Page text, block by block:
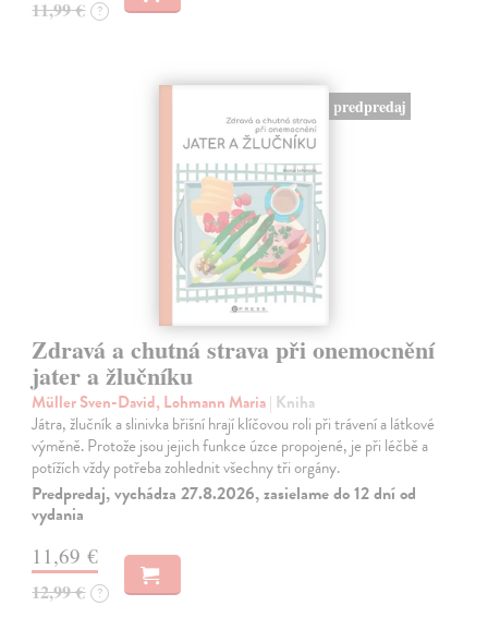
11,99 € ?
predpredaj
Zdravá a chutná strava při onemocnění
jater a žlučníku
Müller Sven-David, Lohmann Maria| Kniha
Játra, žlučník a slinivka břišní hrají klíčovou roli při trávení a látkové
výměně. Protože jsou jejich funkce úzce propojené, je při léčbě a
potížích vždy potřeba zohlednit všechny tři orgány.
Predpredaj, vychádza 27.8.2026, zasielame do 12 dní od
vydania
11,69 €
12,99 € ?